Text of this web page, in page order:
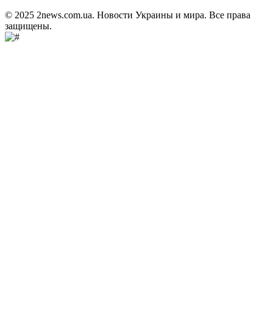
© 2025 2news.com.ua. Новости Украины и мира. Все права
защищены.